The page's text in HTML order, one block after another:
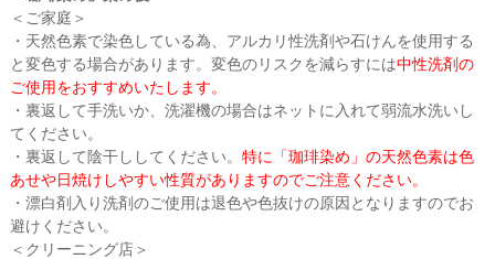
＜ご家庭＞
・天然色素で染色している為、アルカリ性洗剤や石けんを使用する
と変色する場合があります。変色のリスクを減らすには中性洗剤の
ご使用をおすすめいたします。
・裏返して手洗いか、洗濯機の場合はネットに入れて弱流水洗いし
てください。
・裏返して陰干ししてください。 特に「珈琲染め」の天然色素は色
あせや日焼けしやすい性質がありますのでご注意ください。
・漂白剤入り洗剤のご使用は退色や色抜けの原因となりますのでお
避けください。
＜クリーニング店＞